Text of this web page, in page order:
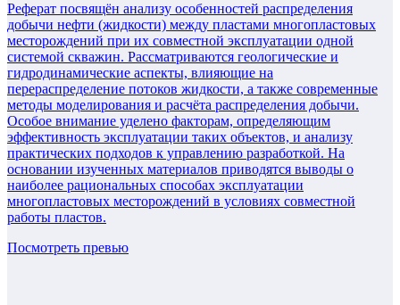
Реферат посвящён анализу особенностей распределения
добычи нефти (жидкости) между пластами многопластовых
месторождений при их совместной эксплуатации одной
системой скважин. Рассматриваются геологические и
гидродинамические аспекты, влияющие на
перераспределение потоков жидкости, а также современные
методы моделирования и расчёта распределения добычи.
Особое внимание уделено факторам, определяющим
эффективность эксплуатации таких объектов, и анализу
практических подходов к управлению разработкой. На
основании изученных материалов приводятся выводы о
наиболее рациональных способах эксплуатации
многопластовых месторождений в условиях совместной
работы пластов.
Посмотреть превью